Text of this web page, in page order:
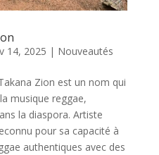
14, 2025 | Nouveautés
Zion est un nom qui
musique reggae,
la diaspora. Artiste
pour sa capacité à
authentiques avec des